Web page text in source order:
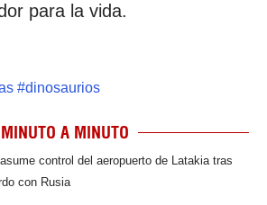
para la vida.
#dinosaurios
MINUTO A MINUTO
control del aeropuerto de Latakia tras
con Rusia